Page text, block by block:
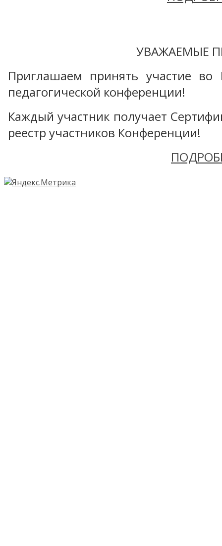
УВАЖАЕМЫЕ
Приглашаем принять участие во
педагогической конференции!
Каждый участник получает
реестр участников Конференции!